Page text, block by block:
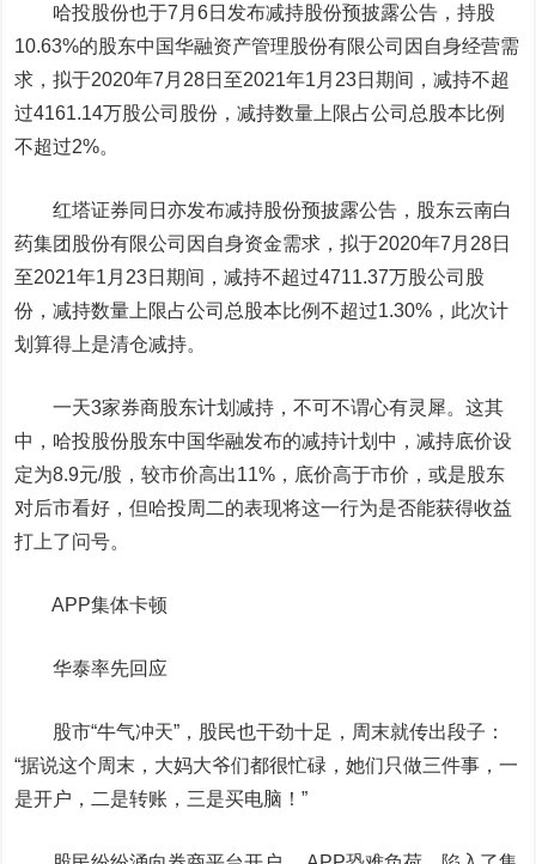
哈投股份也于7月6日发布减持股份预披露公告，持股
10.63%的股东中国华融资产管理股份有限公司因自身经营需
求，拟于2020年7月28日至2021年1月23日期间，减持不超
过4161.14万股公司股份，减持数量上限占公司总股本比例
不超过2%。
红塔证券同日亦发布减持股份预披露公告，股东云南白
药集团股份有限公司因自身资金需求，拟于2020年7月28日
至2021年1月23日期间，减持不超过4711.37万股公司股
份，减持数量上限占公司总股本比例不超过1.30%，此次计
划算得上是清仓减持。
一天3家券商股东计划减持，不可不谓心有灵犀。这其
中，哈投股份股东中国华融发布的减持计划中，减持底价设
定为8.9元/股，较市价高出11%，底价高于市价，或是股东
对后市看好，但哈投周二的表现将这一行为是否能获得收益
打上了问号。
APP集体卡顿
华泰率先回应
股市“牛气冲天”，股民也干劲十足，周末就传出段子：
“据说这个周末，大妈大爷们都很忙碌，她们只做三件事，一
是开户，二是转账，三是买电脑！”